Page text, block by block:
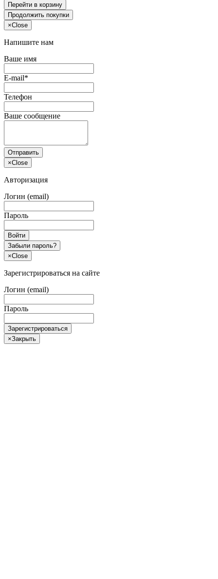
Перейти в корзину
Продолжить покупки
×Close
Напишите нам
Ваше имя
E-mail*
Телефон
Ваше сообщение
Отправить
×Close
Авторизация
Логин (email)
Пароль
Войти
Забыли пароль?
×Close
Зарегистрироваться на сайте
Логин (email)
Пароль
Зарегистрироваться
×Закрыть